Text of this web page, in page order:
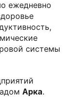
ежедневно
системы
Арка.